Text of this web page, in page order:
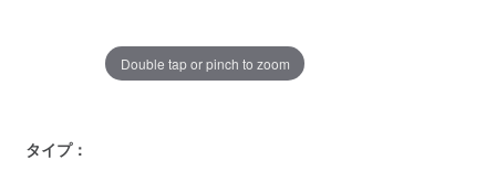
Double tap or pinch to zoom
short/g/P129287.html
タイプ：